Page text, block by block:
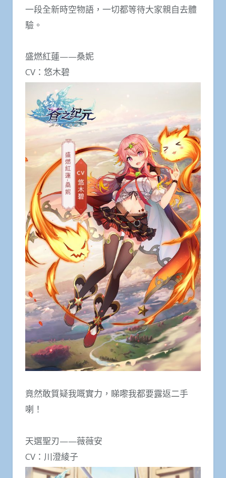
一段全新時空物語，一切都等待大家親自去體
驗。
盛燃紅蓮——桑妮
CV：悠木碧
竟然敢質疑我嘅實力，睇嚟我都要露返二手
喇！
天選聖刃——薇薇安
CV：川澄綾子